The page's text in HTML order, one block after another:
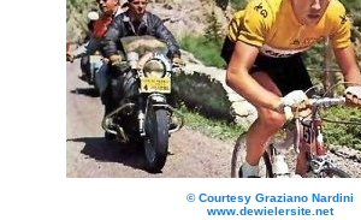
© Courtesy Graziano Nardini
www.dewielersite.net